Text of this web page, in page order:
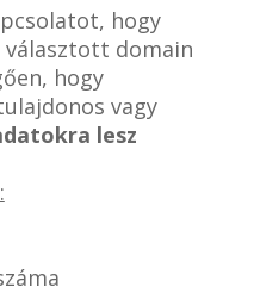
hogy
választott domain
hogy
vagy
lesz